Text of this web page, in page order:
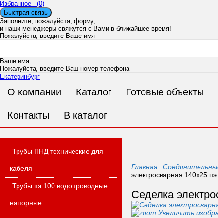
Избранное - (0)
Быстрая связь
Заполните, пожалуйста, форму,
и наши менеджеры свяжутся с Вами в ближайшее время!
Пожалуйста, введите Ваше имя
Ваше имя
Пожалуйста, введите Ваш номер телефона
Ваш номер телефона
Ваш E-mail
Сообщение
Екатеринбург
О компании Каталог Готовые объекты
Контакты В каталог
Трубы ПНД технические для
кабеля
Трубы пэ 100 водопроводные
напорные
Главная
электросварная 140x25
Седелка
Увеличить